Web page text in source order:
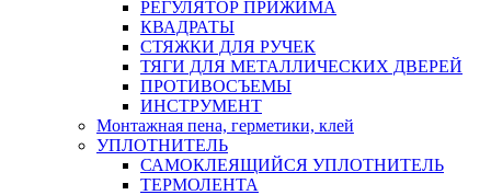
РЕГУЛЯТОР ПРИЖИМА
КВАДРАТЫ
СТЯЖКИ ДЛЯ РУЧЕК
ТЯГИ ДЛЯ МЕТАЛЛИЧЕСКИХ ДВЕРЕЙ
ПРОТИВОСЪЕМЫ
ИНСТРУМЕНТ
Монтажная пена, герметики, клей
УПЛОТНИТЕЛЬ
САМОКЛЕЯЩИЙСЯ УПЛОТНИТЕЛЬ
ТЕРМОЛЕНТА